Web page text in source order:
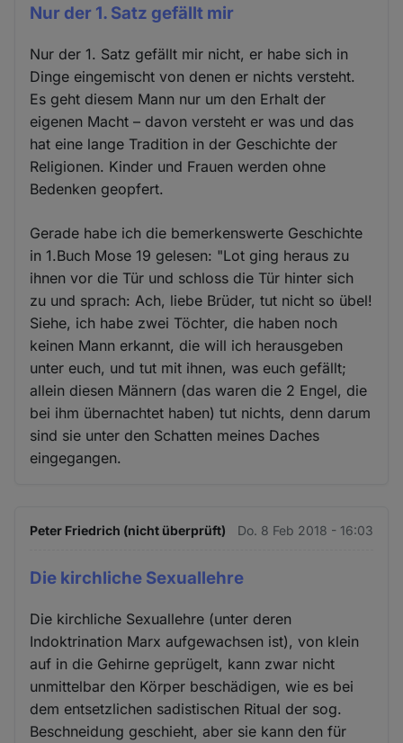
Nur der 1. Satz gefällt mir
Nur der 1. Satz gefällt mir nicht, er habe sich in
Dinge eingemischt von denen er nichts versteht.
Es geht diesem Mann nur um den Erhalt der
eigenen Macht – davon versteht er was und das
hat eine lange Tradition in der Geschichte der
Religionen. Kinder und Frauen werden ohne
Bedenken geopfert.
Gerade habe ich die bemerkenswerte Geschichte
in 1.Buch Mose 19 gelesen: "Lot ging heraus zu
ihnen vor die Tür und schloss die Tür hinter sich
zu und sprach: Ach, liebe Brüder, tut nicht so übel!
Siehe, ich habe zwei Töchter, die haben noch
keinen Mann erkannt, die will ich herausgeben
unter euch, und tut mit ihnen, was euch gefällt;
allein diesen Männern (das waren die 2 Engel, die
bei ihm übernachtet haben) tut nichts, denn darum
sind sie unter den Schatten meines Daches
eingegangen.
Peter Friedrich (nicht überprüft) Do. 8 Feb 2018 - 16:03
Die kirchliche Sexuallehre
Die kirchliche Sexuallehre (unter deren
Indoktrination Marx aufgewachsen ist), von klein
auf in die Gehirne geprügelt, kann zwar nicht
unmittelbar den Körper beschädigen, wie es bei
dem entsetzlichen sadistischen Ritual der sog.
Beschneidung geschieht, aber sie kann den für